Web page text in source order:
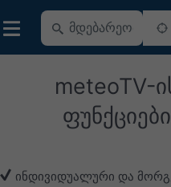
meteoTV-
ფუნქციები
ინდივიდუალური და